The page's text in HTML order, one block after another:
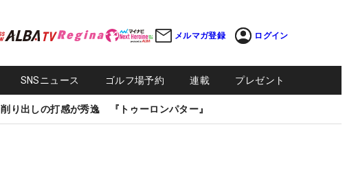
メルマガ登録 ログイン
SNSニュース ゴルフ場予約 連載 プレゼント
削り出しの打感が秀逸 『トゥーロンパター』